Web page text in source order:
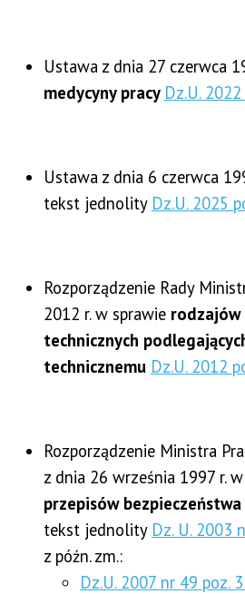
Ustawa z dnia 27 czerwca
medycyny pracy Dz.U.
Ustawa z dnia 6 czerwca
tekst jednolity Dz.U. 2025
Rozporządzenie Rady
2012 r. w sprawie rodzajów
technicznych
technicznemu Dz.U. 2012
Rozporządzenie Ministra
z dnia 26 września 1997 r.
przepisów
tekst jednolity Dz. U. 2003
z późn.zm.:
Dz.U. 2007 nr 49 poz.